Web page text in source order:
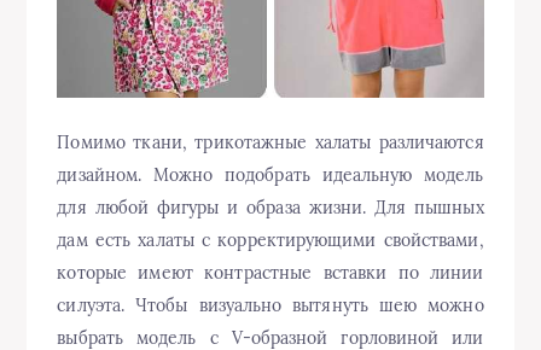
Помимо ткани, трикотажные халаты различаются
дизайном. Можно подобрать идеальную модель
для любой фигуры и образа жизни. Для пышных
дам есть халаты с корректирующими свойствами,
которые имеют контрастные вставки по линии
силуэта. Чтобы визуально вытянуть шею можно
выбрать модель с V-образной горловиной или